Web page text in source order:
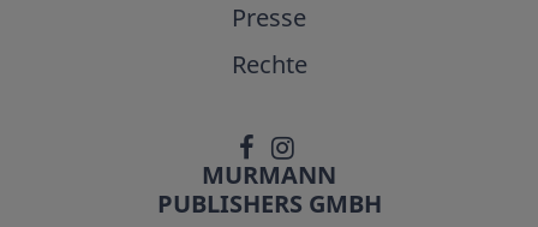
Presse
Rechte
MURMANN
PUBLISHERS GMBH